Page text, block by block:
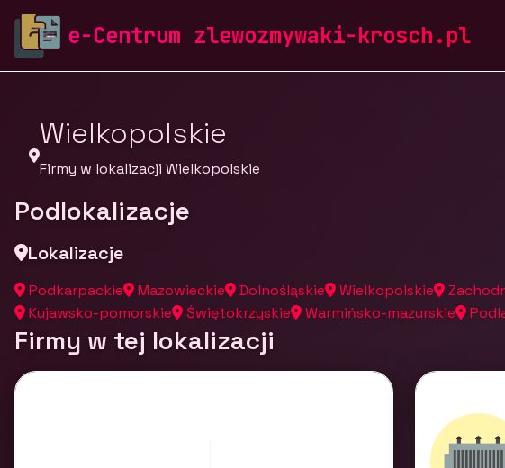
e-Centrum zlewozmywaki-krosch.pl
zlewozmywaki-krosch.pl Firmy Firmy z województwa
Wielkopolskie
Firmy w lokalizacji Wielkopolskie
Podlokalizacje
Lokalizacje
Podkarpackie Mazowieckie Dolnośląskie Wielkopolskie
Kujawsko-pomorskie
Świętokrzyskie Warmińsko-mazurskie
Firmy w tej lokalizacji